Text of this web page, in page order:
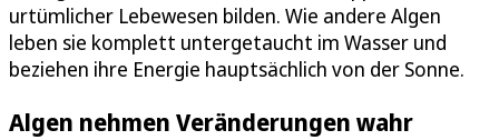
urtümlicher Lebewesen bilden. Wie andere Algen
leben sie komplett untergetaucht im Wasser und
beziehen ihre Energie hauptsächlich von der Sonne.
Algen nehmen Veränderungen wahr